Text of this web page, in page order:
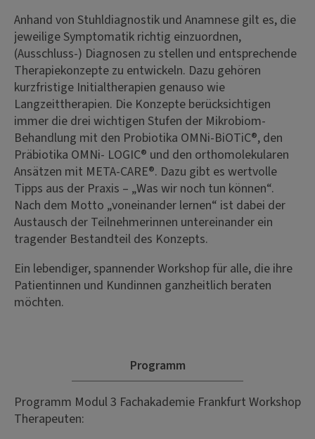
Anhand von Stuhldiagnostik und Anamnese gilt es, die
jeweilige Symptomatik richtig einzuordnen,
(Ausschluss-) Diagnosen zu stellen und entsprechende
Therapiekonzepte zu entwickeln. Dazu gehören
kurzfristige Initialtherapien genauso wie
Langzeittherapien. Die Konzepte berücksichtigen
immer die drei wichtigen Stufen der Mikrobiom-
Behandlung mit den Probiotika OMNi-BiOTiC®, den
Präbiotika OMNi- LOGIC® und den orthomolekularen
Ansätzen mit META-CARE®. Dazu gibt es wertvolle
Tipps aus der Praxis – „Was wir noch tun können“.
Nach dem Motto „voneinander lernen“ ist dabei der
Austausch der Teilnehmerinnen untereinander ein
tragender Bestandteil des Konzepts.
Ein lebendiger, spannender Workshop für alle, die ihre
Patientinnen und Kundinnen ganzheitlich beraten
möchten.
Programm
Programm Modul 3 Fachakademie Frankfurt Workshop
Therapeuten: